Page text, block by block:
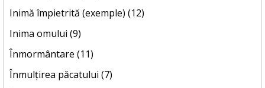
Inimă împietrită (exemple) (12)
Inima omului (9)
Înmormântare (11)
Înmulțirea păcatului (7)